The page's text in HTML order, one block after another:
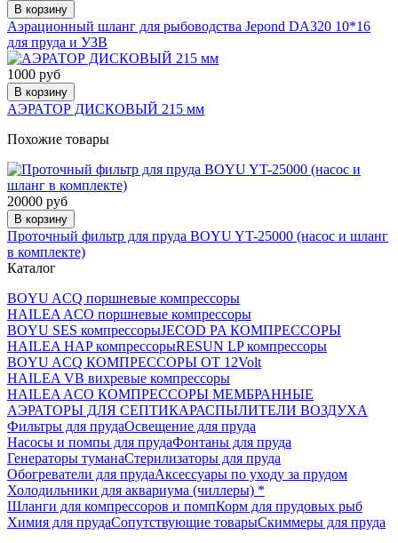
В корзину
Аэрационный шланг для рыбоводства Jepond DA320 10*16
для пруда и УЗВ
1000 руб
В корзину
АЭРАТОР ДИСКОВЫЙ 215 мм
Похожие товары
20000 руб
В корзину
Проточный фильтр для пруда BOYU YT-25000 (насос и шланг
в комплекте)
Каталог
BOYU ACQ поршневые компрессоры
HAILEA ACO поршневые компрессоры
BOYU SES компрессорыJECOD PA КОМПРЕССОРЫ
HAILEA HAP компрессорыRESUN LP компрессоры
BOYU ACQ КОМПРЕССОРЫ ОТ 12Volt
HAILEA VB вихревые компрессоры
HAILEA ACO КОМПРЕССОРЫ МЕМБРАННЫЕ
АЭРАТОРЫ ДЛЯ СЕПТИКАРАСПЫЛИТЕЛИ ВОЗДУХА
Фильтры для прудаОсвещение для пруда
Насосы и помпы для прудаФонтаны для пруда
Генераторы туманаСтерилизаторы для пруда
Обогреватели для прудаАксессуары по уходу за прудом
Холодильники для аквариума (чиллеры) *
Шланги для компрессоров и помпКорм для прудовых рыб
Химия для прудаСопутствующие товарыСкиммеры для пруда